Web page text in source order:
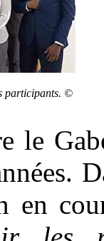
participants. ©
le
en